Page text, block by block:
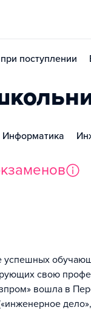
поступлении
Информатика
свою
вошла в